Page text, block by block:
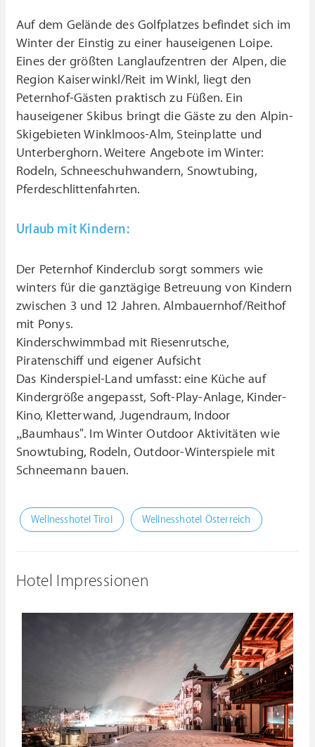
Auf dem Gelände des Golfplatzes befindet sich im
Winter der Einstig zu einer hauseigenen Loipe.
Eines der größten Langlaufzentren der Alpen, die
Region Kaiserwinkl/Reit im Winkl, liegt den
Peternhof-Gästen praktisch zu Füßen. Ein
hauseigener Skibus bringt die Gäste zu den Alpin-
Skigebieten Winklmoos-Alm, Steinplatte und
Unterberghorn. Weitere Angebote im Winter:
Rodeln, Schneeschuhwandern, Snowtubing,
Pferdeschlittenfahrten.
Urlaub mit Kindern:
Der Peternhof Kinderclub sorgt sommers wie
winters für die ganztägige Betreuung von Kindern
zwischen 3 und 12 Jahren. Almbauernhof/Reithof
mit Ponys.
Kinderschwimmbad mit Riesenrutsche,
Piratenschiff und eigener Aufsicht
Das Kinderspiel-Land umfasst: eine Küche auf
Kindergröße angepasst, Soft-Play-Anlage, Kinder-
Kino, Kletterwand, Jugendraum, Indoor
„Baumhaus". Im Winter Outdoor Aktivitäten wie
Snowtubing, Rodeln, Outdoor-Winterspiele mit
Schneemann bauen.
Wellnesshotel Tirol Wellnesshotel Österreich
Hotel Impressionen